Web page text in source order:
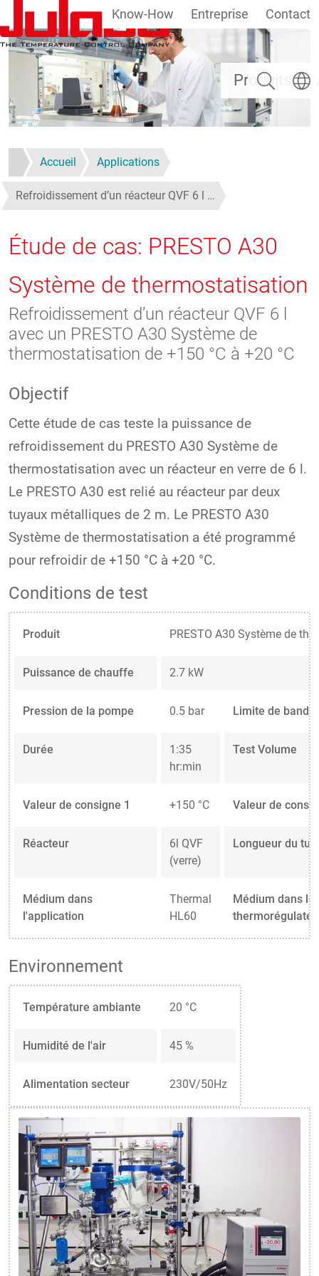
Aller au contenu principal
Produits
Know-How Entreprise Contact
Rechercher
Accueil Applications
Refroidissement d’un réacteur QVF 6 l …
Étude de cas: PRESTO A30
Système de thermostatisation
Refroidissement d’un réacteur QVF 6 l
avec un PRESTO A30 Système de
thermostatisation de +150 °C à +20 °C
Objectif
Cette étude de cas teste la puissance de
refroidissement du PRESTO A30 Système de
thermostatisation avec un réacteur en verre de 6 l.
Le PRESTO A30 est relié au réacteur par deux
tuyaux métalliques de 2 m. Le PRESTO A30
Système de thermostatisation a été programmé
pour refroidir de +150 °C à +20 °C.
Conditions de test
Produit PRESTO A30 Système de
Puissance de chauffe 2.7 kW
Pression de la pompe 0.5 bar Limite de bande
Durée
1:35
hr:min
Test Volume
Valeur de consigne 1 +150 °C Valeur de
Réacteur
6l QVF
(verre)
Longueur du
Médium dans
l'application
Thermal
HL60
Médium dans le
Environnement
Température ambiante 20 °C
Humidité de l'air 45 %
Alimentation secteur 230V/50Hz